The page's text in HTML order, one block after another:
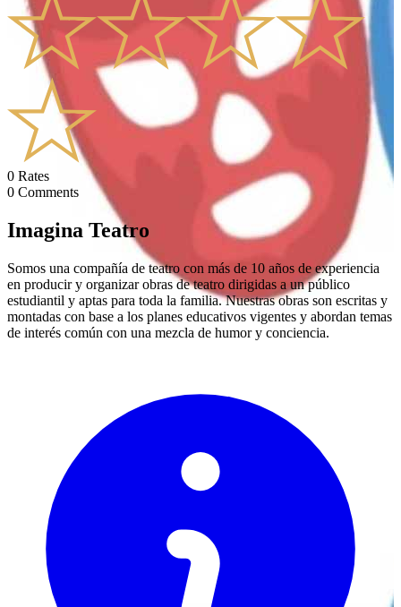
0 Rates
0 Comments
Imagina Teatro
Somos una compañía de teatro con más de 10 años de experiencia
en producir y organizar obras de teatro dirigidas a un público
estudiantil y aptas para toda la familia. Nuestras obras son escritas y
montadas con base a los planes educativos vigentes y abordan temas
de interés común con una mezcla de humor y conciencia.